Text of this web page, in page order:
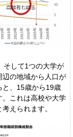
そして1つの大学が
の地域から人口が
と、15歳から19歳
これは高校や大学
えられます。